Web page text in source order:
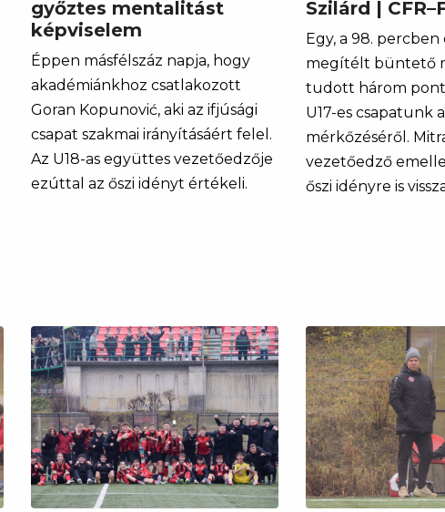
győztes mentalitást
képviselem
Éppen másfélszáz napja, hogy
akadémiánkhoz csatlakozott
Goran Kopunović, aki az ifjúsági
csapat szakmai irányításáért felel.
Az U18-as együttes vezetőedzője
ezúttal az őszi idényt értékeli.
Szilárd |
Egy, a 98.
megítélt büntető
tudott három
U17-es csapatunk
mérkőzéséről.
vezetőedző
őszi idényre is